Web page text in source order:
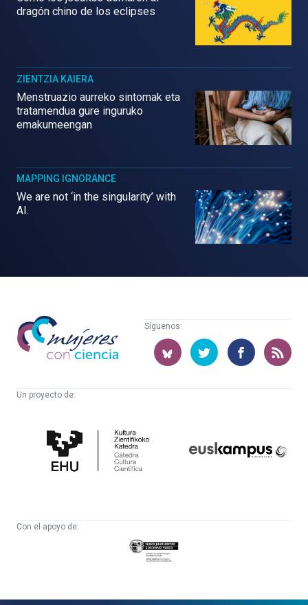
dragón chino de los eclipses
ZIENTZIA KAIERA
Menstruazio aurreko sintomak eta
tratamendua gure inguruko
emakumeengan
MAPPING IGNORANCE
We are not ‘in the singularity’ with
AI.
Mujeres
con
ciencia
Síguenos:
Un proyecto de:
Cultura
Científica
Con el apoyo de:
Eusko
Jaurlaritza